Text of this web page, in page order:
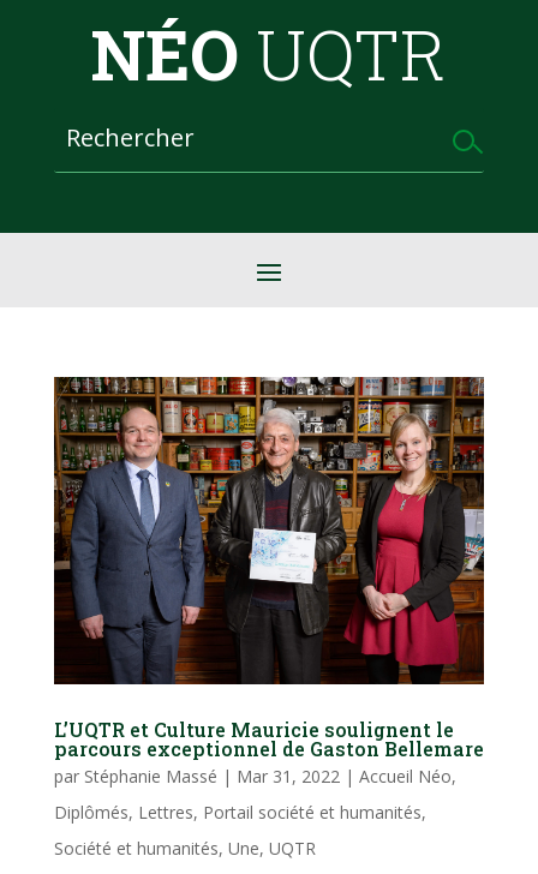
NÉO UQTR
L’UQTR et Culture Mauricie soulignent le
parcours exceptionnel de Gaston Bellemare
par Stéphanie Massé | Mar 31, 2022| Accueil Néo,
Diplômés, Lettres, Portail société et humanités,
Société et humanités, Une, UQTR